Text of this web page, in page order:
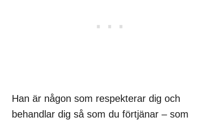
Han är någon som respekterar dig och
behandlar dig så som du förtjänar – som